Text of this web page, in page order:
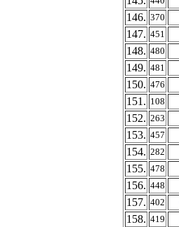
146. 370
147. 451
148. 480
149. 481
150. 476
151. 108
152. 263
153. 457
154. 282
155. 478
156. 448
157. 402
158. 419